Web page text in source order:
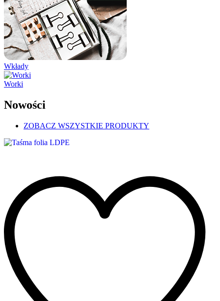
Wkłady
Worki
Nowości
ZOBACZ WSZYSTKIE PRODUKTY